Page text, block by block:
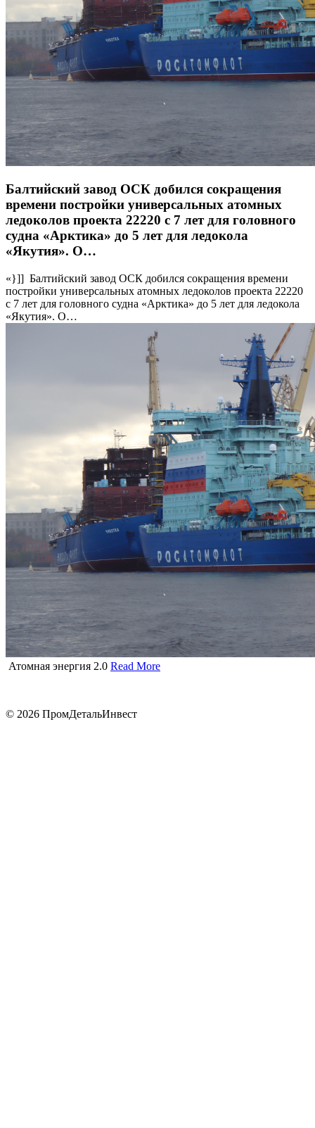
Балтийский завод ОСК добился сокращения
времени постройки универсальных атомных
ледоколов проекта 22220 с 7 лет для головного
судна «Арктика» до 5 лет для ледокола
«Якутия». О…
«}]] Балтийский завод ОСК добился сокращения времени
постройки универсальных атомных ледоколов проекта 22220
с 7 лет для головного судна «Арктика» до 5 лет для ледокола
«Якутия». О…
Атомная энергия 2.0 Read More
© 2026 ПромДетальИнвест